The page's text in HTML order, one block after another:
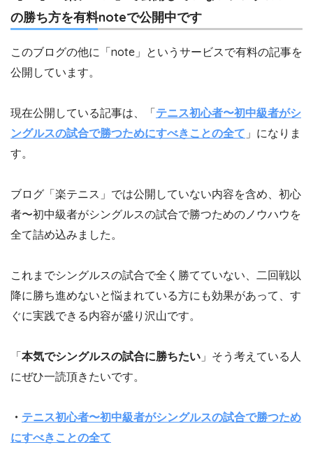
の勝ち方を有料noteで公開中です
このブログの他に「note」というサービスで有料の記事を
公開しています。
現在公開している記事は、「テニス初心者〜初中級者がシ
ングルスの試合で勝つためにすべきことの全て 」になりま
す。
ブログ「楽テニス」では公開していない内容を含め、初心
者〜初中級者がシングルスの試合で勝つためのノウハウを
全て詰め込みました。
これまでシングルスの試合で全く勝てていない、二回戦以
降に勝ち進めないと悩まれている方にも効果があって、す
ぐに実践できる内容が盛り沢山です。
「本気でシングルスの試合に勝ちたい 」そう考えている人
にぜひ一読頂きたいです。
・ テニス初心者〜初中級者がシングルスの試合で勝つため
にすべきことの全て